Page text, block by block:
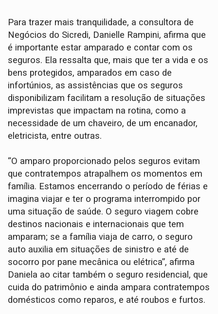
Para trazer mais tranquilidade, a consultora de
Negócios do Sicredi, Danielle Rampini, afirma que
é importante estar amparado e contar com os
seguros. Ela ressalta que, mais que ter a vida e os
bens protegidos, amparados em caso de
infortúnios, as assistências que os seguros
disponibilizam facilitam a resolução de situações
imprevistas que impactam na rotina, como a
necessidade de um chaveiro, de um encanador,
eletricista, entre outras.
“O amparo proporcionado pelos seguros evitam
que contratempos atrapalhem os momentos em
família. Estamos encerrando o período de férias e
imagina viajar e ter o programa interrompido por
uma situação de saúde. O seguro viagem cobre
destinos nacionais e internacionais que tem
amparam; se a família viaja de carro, o seguro
auto auxilia em situações de sinistro e até de
socorro por pane mecânica ou elétrica”, afirma
Daniela ao citar também o seguro residencial, que
cuida do patrimônio e ainda ampara contratempos
domésticos como reparos, e até roubos e furtos.